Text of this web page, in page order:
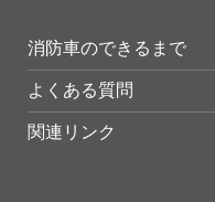
消防車のできるまで
よくある質問
関連リンク